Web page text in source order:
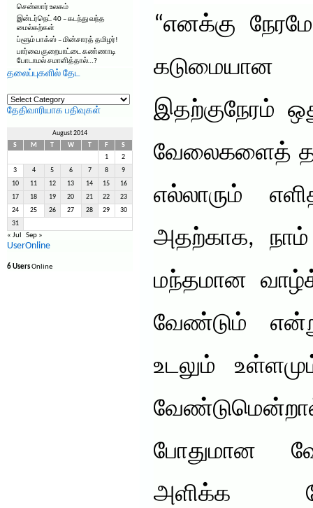
சென்ஸார் உலகம்
இன்டர்நெட் 40 – கடந்து வந்த
மைல்கற்கள்
ப்ளூம் பாக்ஸ் – மின்சாரத் தமிழர்!
பார்வை குறைபாட்டை கண்ணாடி
போடாமல் சமாளித்தால்…?
தலைப்புகளில் தேட
தலைப்புகளில்
தேட
தேதிவாரியாக பதிவுகள்
August 2014
S
M W F
S
1
2
3 4 5 6 7 8 9
10 11 12 13 14 15 16
17 18 19 20 21 22 23
24 25 26 27 28 29 30
31
« Jul Sep »
UserOnline
6 UsersOnline
“எனக்கு
கடுமையான
இதற்குநேரம்
வேலைகளைத்
எல்லாரும்
அதற்காக,
மந்தமான
வேண்டும்
உடலும்
போதுமான
அளிக்க